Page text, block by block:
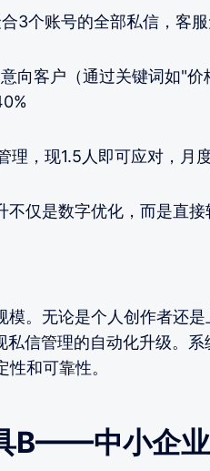
3个账号的全部私信，客
向客户（通过关键词如"
理，现1.5人即可应对，月
仅是数字优化，而是直接
模。无论是个人创作者还
私信管理的自动化升级。
和可靠性。
B——中小企